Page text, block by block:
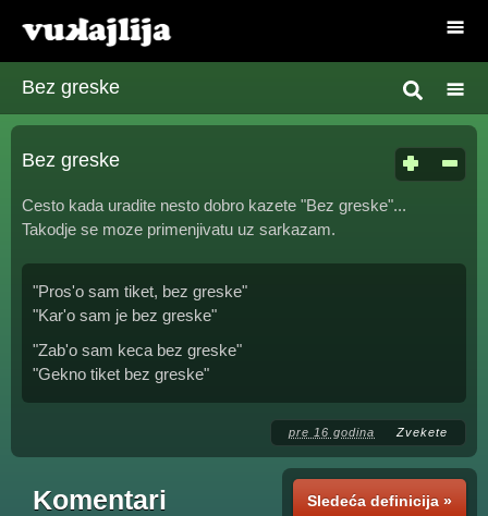
Bez greske
Bez greske
Cesto kada uradite nesto dobro kazete "Bez greske"...
Takodje se moze primenjivatu uz sarkazam.
"Pros'o sam tiket, bez greske"
"Kar'o sam je bez greske"
"Zab'o sam keca bez greske"
"Gekno tiket bez greske"
pre 16 godina Zvekete
Sledeća definicija »
Komentari